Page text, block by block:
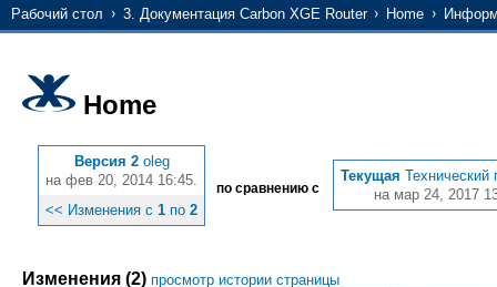
Рабочий стол 3. Документация Carbon XGE Router Home
Home
Версия 2 oleg
на фев 20, 2014 16:45.
<< Изменения с 1 по 2
по сравнению с
Текущая Технический
на мар 24, 2017
Изменения (2) просмотр истории страницы